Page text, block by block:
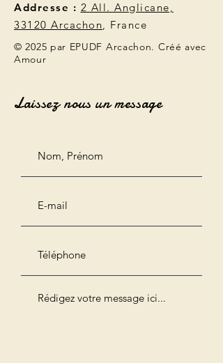
Addresse : 2 All. Anglicane,
33120 Arcachon, France
© 2025 par EPUDF Arcachon. Créé avec
Amour
Laissez nous un message